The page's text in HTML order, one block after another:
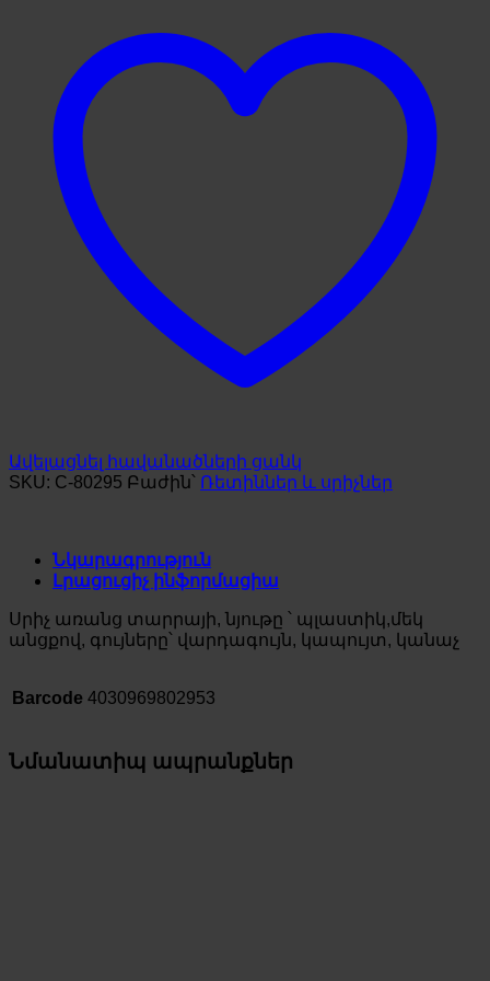
Ավելացնել հավանածների ցանկ
SKU: C-80295 Բաժին՝ Ռետիններ և սրիչներ
Նկարագրություն
Լրացուցիչ ինֆորմացիա
Սրիչ առանց տարրայի, նյութը ՝ պլաստիկ,մեկ
անցքով, գույները՝ վարդագույն, կապույտ, կանաչ
Barcode 4030969802953
Նմանատիպ ապրանքներ